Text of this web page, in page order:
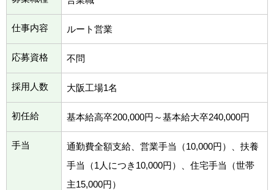
仕事内容 ルート営業
応募資格 不問
採用人数 大阪工場1名
初任給 基本給高卒200,000円～基本給大卒240,000円
手当
通勤費全額支給、営業手当（10,000円）、扶養
手当（1人につき10,000円）、住宅手当（世帯
主15,000円）